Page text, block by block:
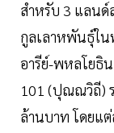
สำหรับ 3 แลนด์
กูลเลาหพันธุ์ใน
อารีย์-พหลโยธิ
101 (ปุณณวิถี)
ล้านบาท โดยแต่